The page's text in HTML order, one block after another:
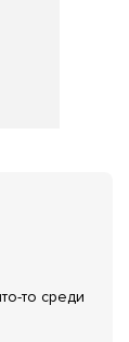
то среди